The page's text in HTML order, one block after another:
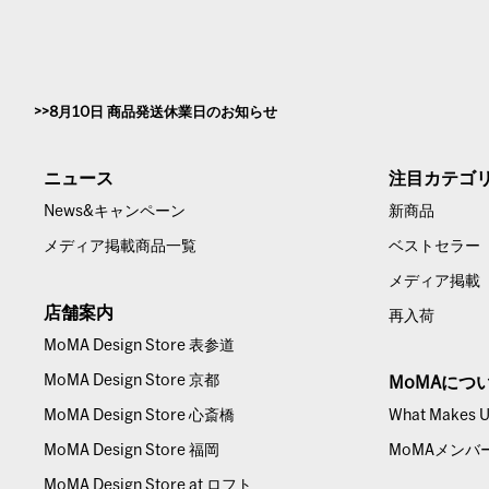
8月10日 商品発送休業日のお知らせ
ニュース
News&キャンペーン
メディア掲載商品一覧
店舗案内
MoMA Design Store 表参道
MoMA Design Store 京都
MoMA Design Store 心斎橋
MoMA Design Store 福岡
MoMA Design Store at ロフト
注目カテゴ
新商品
ベストセラー
メディア掲載
再入荷
MoMAにつ
What Makes
MoMAメンバ